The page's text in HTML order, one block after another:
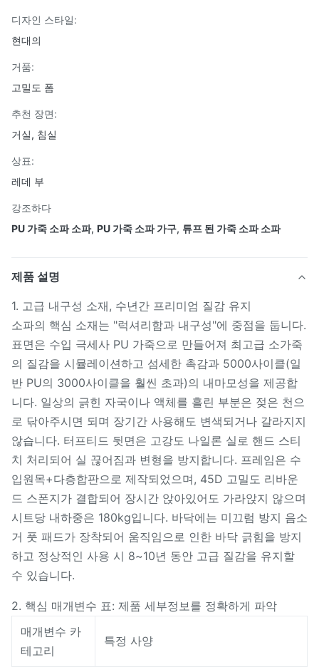
디자인 스타일:
현대의
거품:
고밀도 폼
추천 장면:
거실, 침실
상표:
레데 부
강조하다
PU 가죽 소파 소파, PU 가죽 소파 가구, 튜프 된 가죽 소파 소파
제품 설명
1. 고급 내구성 소재, 수년간 프리미엄 질감 유지
소파의 핵심 소재는 "럭셔리함과 내구성"에 중점을 둡니다.
표면은 수입 극세사 PU 가죽으로 만들어져 최고급 소가죽
의 질감을 시뮬레이션하고 섬세한 촉감과 5000사이클(일
반 PU의 3000사이클을 훨씬 초과)의 내마모성을 제공합
니다. 일상의 긁힌 자국이나 액체를 흘린 부분은 젖은 천으
로 닦아주시면 되며 장기간 사용해도 변색되거나 갈라지지
않습니다. 터프티드 뒷면은 고강도 나일론 실로 핸드 스티
치 처리되어 실 끊어짐과 변형을 방지합니다. 프레임은 수
입원목+다층합판으로 제작되었으며, 45D 고밀도 리바운
드 스폰지가 결합되어 장시간 앉아있어도 가라앉지 않으며
시트당 내하중은 180kg입니다. 바닥에는 미끄럼 방지 음소
거 풋 패드가 장착되어 움직임으로 인한 바닥 긁힘을 방지
하고 정상적인 사용 시 8~10년 동안 고급 질감을 유지할
수 있습니다.
2. 핵심 매개변수 표: 제품 세부정보를 정확하게 파악
매개변수 카
테고리
특정 사양